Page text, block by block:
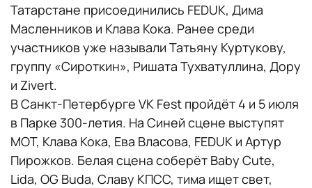
Татарстане присоединились FEDUK, Дима
Масленников и Клава Кока. Ранее среди
участников уже называли Татьяну Куртукову,
группу «Сироткин», Ришата Тухватуллина, Дору
и Zivert.
В Санкт-Петербурге VK Fest пройдёт 4 и 5 июля
в Парке 300-летия. На Синей сцене выступят
МОТ, Клава Кока, Ева Власова, FEDUK и Артур
Пирожков. Белая сцена соберёт Baby Cute,
Lida, OG Buda, Славу КПСС, тима ищет свет,